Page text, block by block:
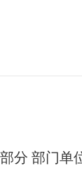
分 部门单